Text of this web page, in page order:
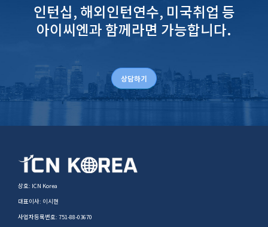
인턴십, 해외인턴연수, 미국취업 등
아이씨엔과 함께라면 가능합니다.
상담하기
상호: ICN Korea
대표이사: 이시현
사업자등록번호: 751-88-03670